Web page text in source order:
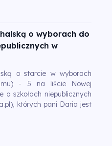
o wyborach do
w
o starcie w wyborach
- 5 na liście Nowej
o szkołach niepublicznych
których pani Daria jest